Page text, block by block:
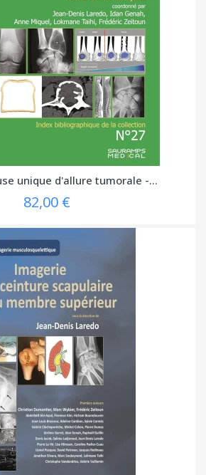
unique d'allure tumorale -...
82,00 €